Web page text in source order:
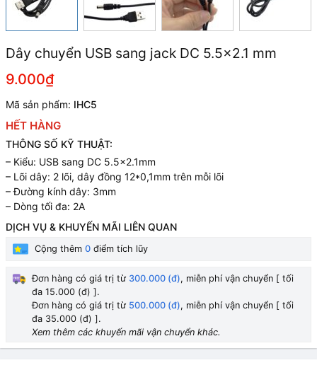
Dây chuyển USB sang jack DC 5.5x2.1 mm
9.000₫
Mã sản phẩm: IHC5
HẾT HÀNG
THÔNG SỐ KỸ THUẬT:
– Kiểu: USB sang DC 5.5×2.1mm
– Lõi dây: 2 lõi, dây đồng 12*0,1mm trên mỗi lõi
– Đường kính dây: 3mm
– Dòng tối đa: 2A
DỊCH VỤ & KHUYẾN MÃI LIÊN QUAN
Cộng thêm 0 điểm tích lũy
Đơn hàng có giá trị từ 300.000 (đ), miễn phí vận chuyển [ tối
đa 15.000 (đ) ].
Đơn hàng có giá trị từ 500.000 (đ), miễn phí vận chuyển [ tối
đa 35.000 (đ) ].
Xem thêm các khuyến mãi vận chuyển khác.